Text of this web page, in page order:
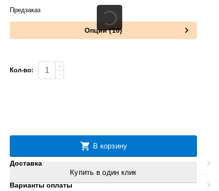
Предзаказ
Опции (10)
Кол-во:
+
−
В корзину
Купить в один клик
Доставка
Варианты оплаты